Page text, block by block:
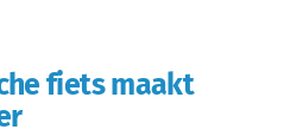
fiets maakt